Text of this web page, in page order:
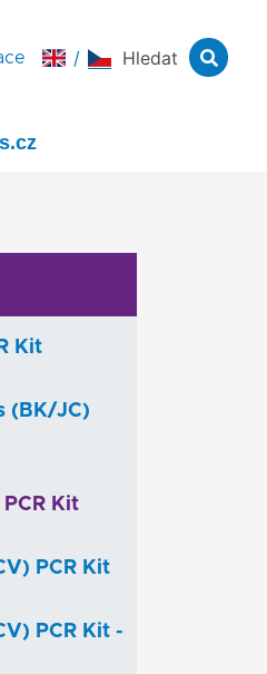
/ Hledat
Kit
(BK/JC)
Kit
PCR Kit
PCR Kit -